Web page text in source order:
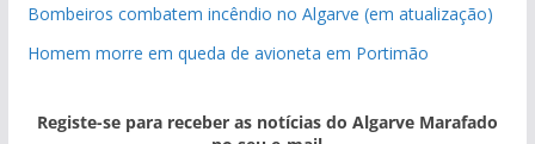
Bombeiros combatem incêndio no Algarve (em atualização)
Homem morre em queda de avioneta em Portimão
Registe-se para receber as notícias do Algarve Marafado